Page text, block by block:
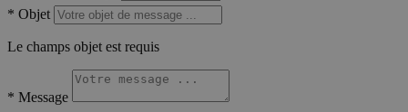
* Objet
Le champs objet est requis
* Message